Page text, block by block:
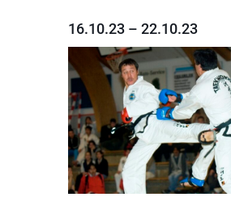
16.10.23 – 22.10.23